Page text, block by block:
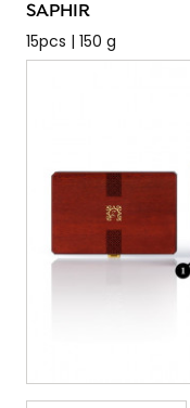
SAPHIR
15pcs | 150 g